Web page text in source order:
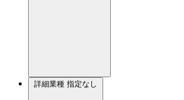
詳細業種 指定なし